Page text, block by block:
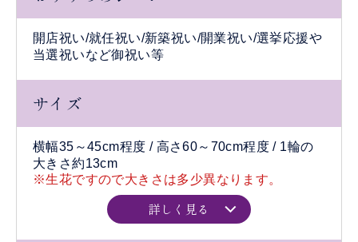
開店祝い/就任祝い/新築祝い/開業祝い/選挙応援や
当選祝いなど御祝い等
サイズ
横幅35～45cm程度 / 高さ60～70cm程度 / 1輪の
大きさ約13cm
※生花ですので大きさは多少異なります。
詳しく見る